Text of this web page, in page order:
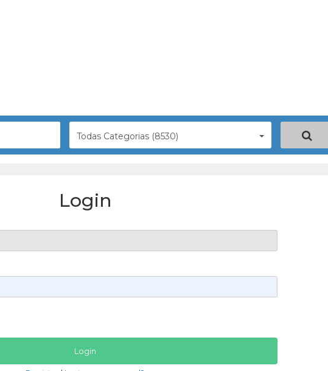
Todas Categorias (8530)
Login